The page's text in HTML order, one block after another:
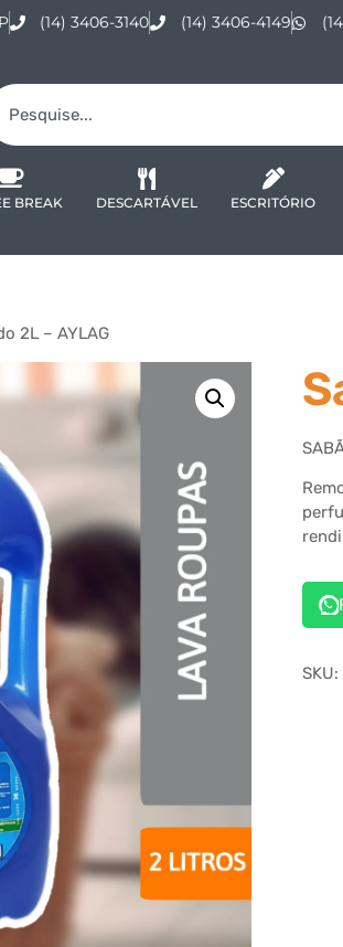
(14) 3406-3140 (14) 3406-4149
BREAK DESCARTÁVEL ESCRITÓRIO
2L – AYLAG
SKU: